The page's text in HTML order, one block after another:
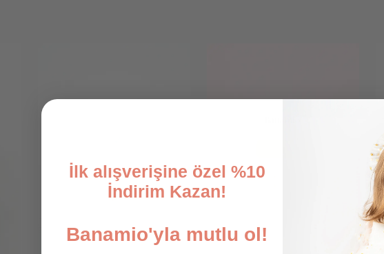
İlk alışverişine özel %10
İndirim Kazan!
Banamio'yla mutlu ol!